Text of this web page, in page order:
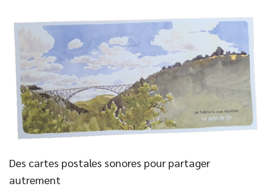
Des cartes postales sonores pour partager
autrement